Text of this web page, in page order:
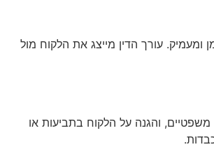
עורך הדין מייצג את הלקוח מול
משפטיים, והגנה על הלקוח בתביעות או